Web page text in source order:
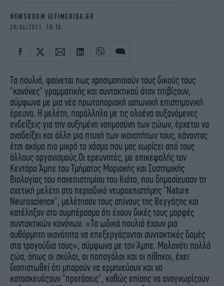
OSCARS
NEWSROOM IEFIMERIDA.GR
28/06/2011 10:10
Τα πουλιά, φαίνεται πως χρησιμοποιούν τους δικούς τους
"κανόνες" γραμματικής και συντακτικού όταν τιτιβίζουν,
σύμφωνα με μια νέα πρωτοποριακή ιαπωνική επιστημονική
έρευνα. Η μελέτη, παράλληλα με τις ολοένα αυξανόμενες
ενδείξεις για την αυξημένη νοημοσύνη των ζώων, έρχεται να
αναδείξει και άλλη μια πτυχή των ικανοτήτων τους, κάνοντας
έτσι ακόμα πιο μικρό το χάσμα που μας χωρίζει από τους
άλλους οργανισμούς.Οι ερευνητές, με επικεφαλής τον
Κεντάρο Άμπε του Τμήματος Μοριακής και Συστημικής
Βιολογίας του πανεπιστημίου του Κιότο, που δημοσίευσαν τη
σχετική μελέτη στο περιοδικό νευροεπιστήμης "Nature
Neuroscience", μελέτησαν τους σπίνους της Βεγγάζης και
κατέληξαν στο συμπέρασμα ότι έχουν δικές τους μορφές
συντακτικών κανόνων. «Τα ωδικά πουλιά έχουν μια
αυθόρμητη ικανότητα να επεξεργάζονται συντακτικές δομές
στα τραγούδια τους», σύμφωνα με τον Άμπε. Μολονότι πολλά
ζώα, όπως οι σκύλοι, οι παπαγάλοι και οι πίθηκοι, έχει
διαπιστωθεί ότι μπορούν να ερμηνεύουν και να
κατασκευάζουν "προτάσεις", καθώς επίσης να αναγνωρίζουν